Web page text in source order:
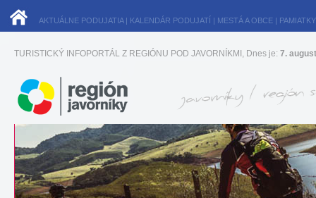
AKTUÁLNE PODUJATIA| KALENDÁR PODUJATÍ | MESTÁ A OBCE | PAMIATKY
TURISTICKÝ INFOPORTÁL Z REGIÓNU POD JAVORNÍKMI, Dnes je: 7.